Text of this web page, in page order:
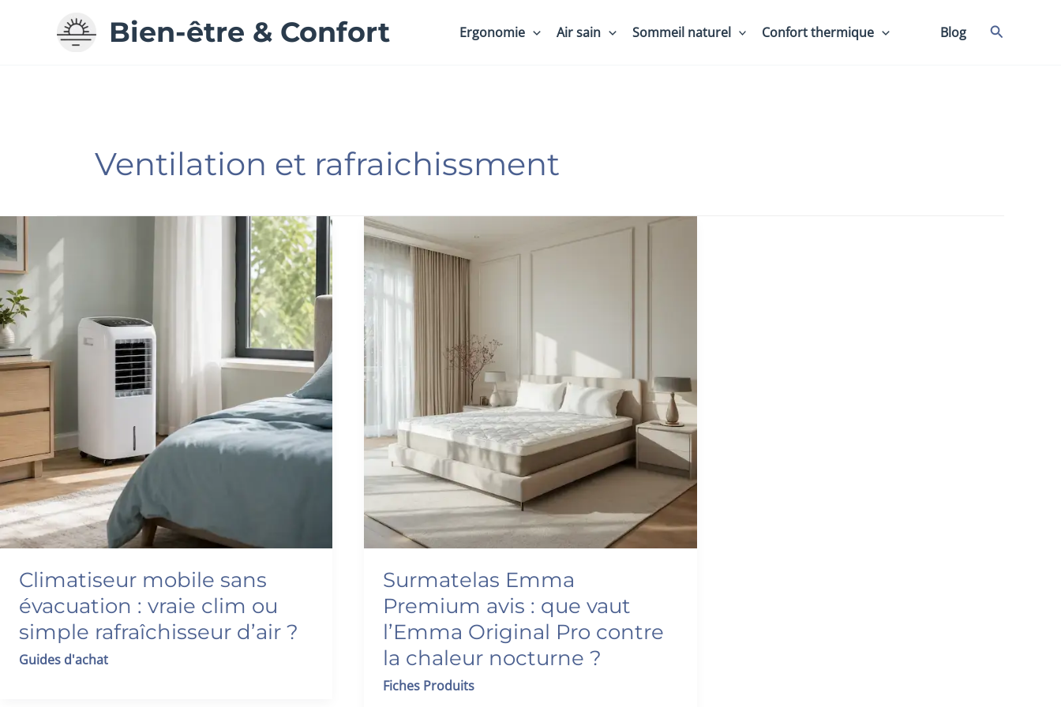
Bien-être & Confort Ergonomie Air sain Sommeil naturel Confort thermique Blog
Ventilation et rafraichissment
Climatiseur mobile sans
évacuation : vraie clim ou
simple rafraîchisseur d’air ?
Guides d'achat
Surmatelas Emma
Premium avis : que vaut
l’Emma Original Pro contre
la chaleur nocturne ?
Fiches Produits